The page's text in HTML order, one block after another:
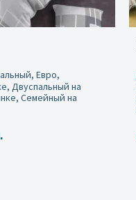
Орео
Евро,
Двуспальный на
Семейный на